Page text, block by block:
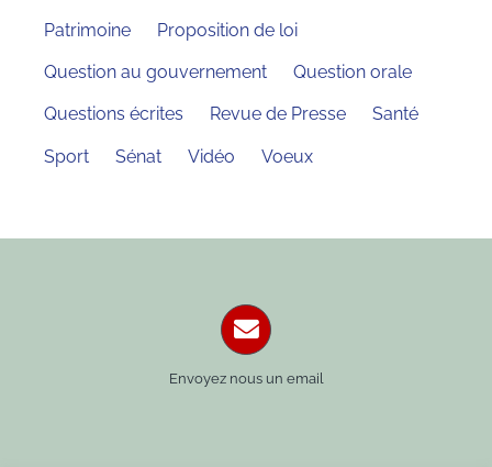
Patrimoine Proposition de loi
Question au gouvernement Question orale
Questions écrites Revue de Presse Santé
Sport Sénat Vidéo Voeux
Envoyez nous un email